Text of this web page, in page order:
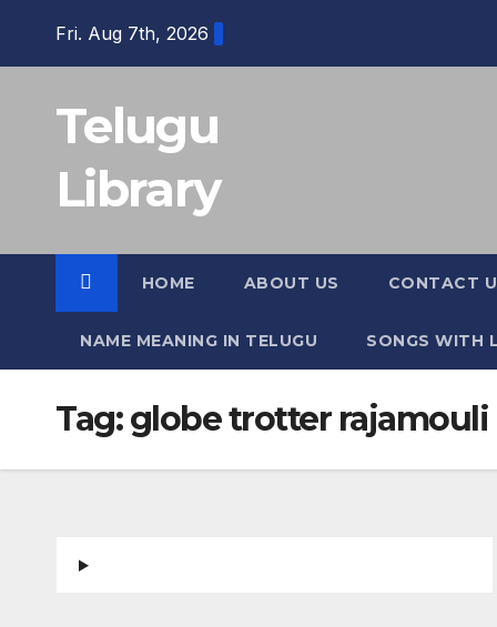
Fri. Aug 7th, 2026
Telugu
Library
HOME ABOUT US CONTACT
NAME MEANING IN TELUGU SONGS WITH
Tag:globe trotter rajamouli